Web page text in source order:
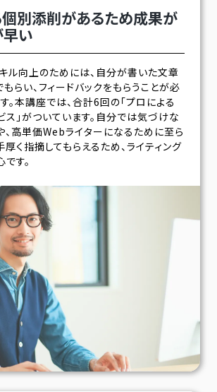
別添削があるため成果が
早い
ル向上のためには、自分が書いた文章
らい、フィードバックをもらうことが必
。本講座では、合計6回の「プロによる
」がついています。自分では気づけな
高単価Webライターになるために至ら
く指摘してもらえるため、ライティング
す。